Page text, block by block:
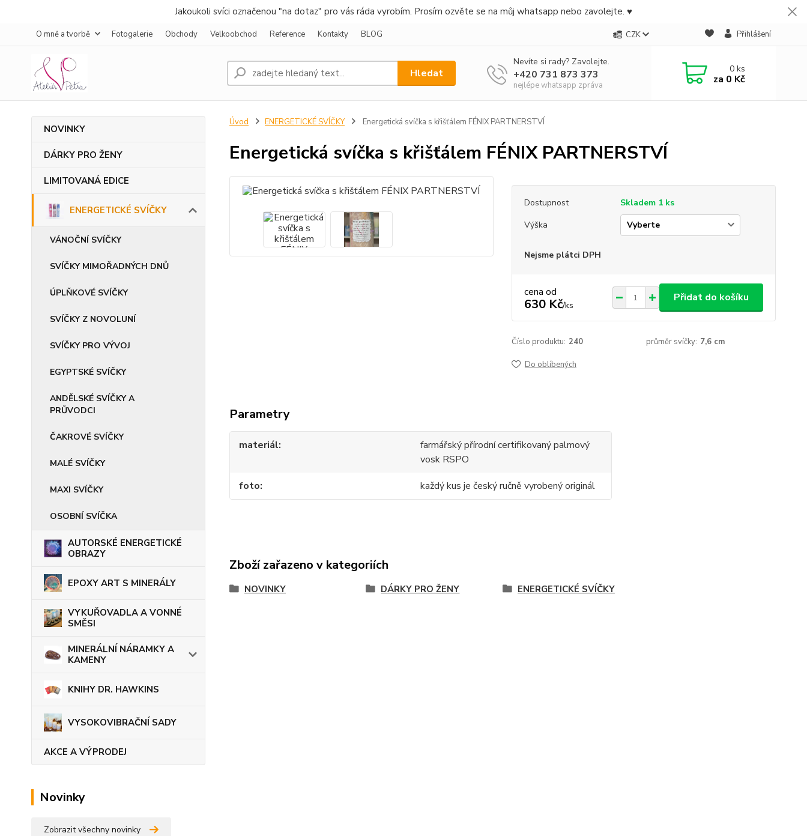
Jakoukoli svíci označenou "na dotaz" pro vás ráda vyrobím. Prosím ozvěte se na můj whatsapp nebo zavolejte. ♥
O mně a tvorbě Fotogalerie Obchody Velkoobchod Reference Kontakty BLOG CZK Přihlášení
Hledat
Nevíte si rady? Zavolejte.
+420 731 873 373
nejlépe whatsapp zpráva
0ks
za 0 Kč
NOVINKY
DÁRKY PRO ŽENY
LIMITOVANÁ EDICE
ENERGETICKÉ SVÍČKY
VÁNOČNÍ SVÍČKY
SVÍČKY MIMOŘADNÝCH DNŮ
ÚPLŇKOVÉ SVÍČKY
SVÍČKY Z NOVOLUNÍ
SVÍČKY PRO VÝVOJ
EGYPTSKÉ SVÍČKY
ANDĚLSKÉ SVÍČKY A
PRŮVODCI
ČAKROVÉ SVÍČKY
MALÉ SVÍČKY
MAXI SVÍČKY
OSOBNÍ SVÍČKA
AUTORSKÉ ENERGETICKÉ
OBRAZY
EPOXY ART S MINERÁLY
VYKUŘOVADLA A VONNÉ
SMĚSI
MINERÁLNÍ NÁRAMKY A
KAMENY
KNIHY DR. HAWKINS
VYSOKOVIBRAČNÍ SADY
AKCE A VÝPRODEJ
Novinky
Zobrazit všechny novinky
Úvod ENERGETICKÉ SVÍČKY Energetická svíčka s křišťálem FÉNIX PARTNERSTVÍ
Energetická svíčka s křišťálem FÉNIX PARTNERSTVÍ
Dostupnost
Skladem 1 ks
Výška
Nejsme plátci DPH
cena od
630 Kč/ks
Přidat do košíku
Číslo produktu: 240 průměr svíčky: 7,6 cm
Do oblíbených
Parametry
materiál
farmářský přírodní certifikovaný palmový
vosk RSPO
foto
každý kus je český ručně vyrobený originál
Zboží zařazeno v kategoriích
NOVINKY DÁRKY PRO ŽENY ENERGETICKÉ SVÍČKY